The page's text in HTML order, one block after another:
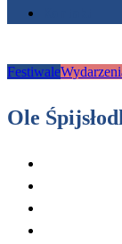
Festiwale
Ole